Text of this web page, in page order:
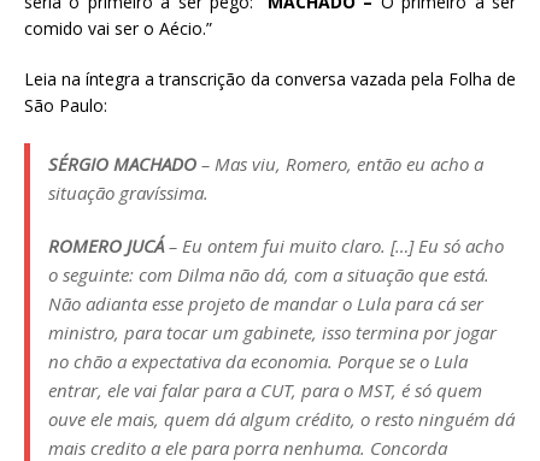
comido vai ser o Aécio.”
Leia na íntegra a transcrição da conversa vazada pela Folha de
São Paulo:
SÉRGIO MACHADO – Mas viu, Romero, então eu acho a
situação gravíssima.
ROMERO JUCÁ– Eu ontem fui muito claro. […] Eu só acho
o seguinte: com Dilma não dá, com a situação que está.
Não adianta esse projeto de mandar o Lula para cá ser
ministro, para tocar um gabinete, isso termina por jogar
no chão a expectativa da economia. Porque se o Lula
entrar, ele vai falar para a CUT, para o MST, é só quem
ouve ele mais, quem dá algum crédito, o resto ninguém dá
mais credito a ele para porra nenhuma. Concorda